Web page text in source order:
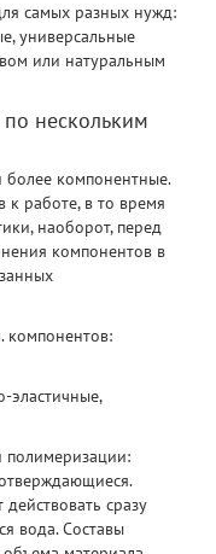
самых разных нужд:
универсальные
или натуральным
нескольким
компонентные.
к работе, в то время
наоборот, перед
компонентов в
компонентов:
эластичные,
полимеризации:
сразу
вода. Составы